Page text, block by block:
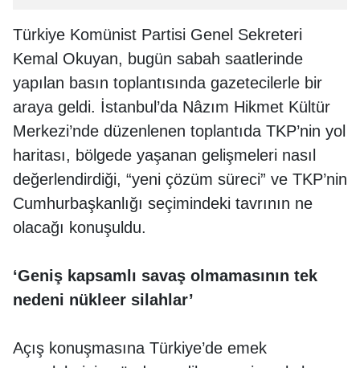
Türkiye Komünist Partisi Genel Sekreteri
Kemal Okuyan, bugün sabah saatlerinde
yapılan basın toplantısında gazetecilerle bir
araya geldi. İstanbul’da Nâzım Hikmet Kültür
Merkezi’nde düzenlenen toplantıda TKP’nin yol
haritası, bölgede yaşanan gelişmeleri nasıl
değerlendirdiği, “yeni çözüm süreci” ve TKP’nin
Cumhurbaşkanlığı seçimindeki tavrının ne
olacağı konuşuldu.
‘Geniş kapsamlı savaş olmamasının tek
nedeni nükleer silahlar’
Açış konuşmasına Türkiye’de emek